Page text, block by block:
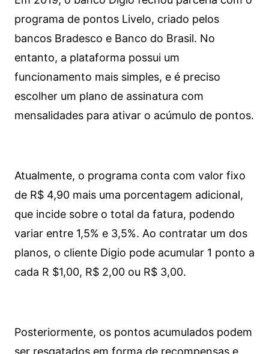
programa de pontos Livelo, criado pelos
bancos Bradesco e Banco do Brasil. No
entanto, a plataforma possui um
funcionamento mais simples, e é preciso
escolher um plano de assinatura com
mensalidades para ativar o acúmulo de pontos.
Atualmente, o programa conta com valor fixo
de R$ 4,90 mais uma porcentagem adicional,
que incide sobre o total da fatura, podendo
variar entre 1,5% e 3,5%. Ao contratar um dos
planos, o cliente Digio pode acumular 1 ponto a
cada R $1,00, R$ 2,00 ou R$ 3,00.
Posteriormente, os pontos acumulados podem
ser resgatados em forma de recompensas e